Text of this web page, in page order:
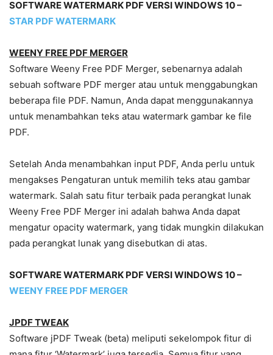
SOFTWARE WATERMARK PDF VERSI WINDOWS 10 –
STAR PDF WATERMARK
WEENY FREE PDF MERGER
Software Weeny Free PDF Merger, sebenarnya adalah
sebuah software PDF merger atau untuk menggabungkan
beberapa file PDF. Namun, Anda dapat menggunakannya
untuk menambahkan teks atau watermark gambar ke file
PDF.
Setelah Anda menambahkan input PDF, Anda perlu untuk
mengakses Pengaturan untuk memilih teks atau gambar
watermark. Salah satu fitur terbaik pada perangkat lunak
Weeny Free PDF Merger ini adalah bahwa Anda dapat
mengatur opacity watermark, yang tidak mungkin dilakukan
pada perangkat lunak yang disebutkan di atas.
SOFTWARE WATERMARK PDF VERSI WINDOWS 10 –
WEENY FREE PDF MERGER
JPDF TWEAK
Software jPDF Tweak (beta) meliputi sekelompok fitur di